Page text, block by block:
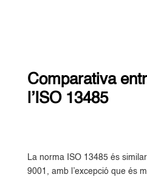
Comparativa
l’ISO 13485
La norma ISO 13485 és
9001, amb l’excepció que és